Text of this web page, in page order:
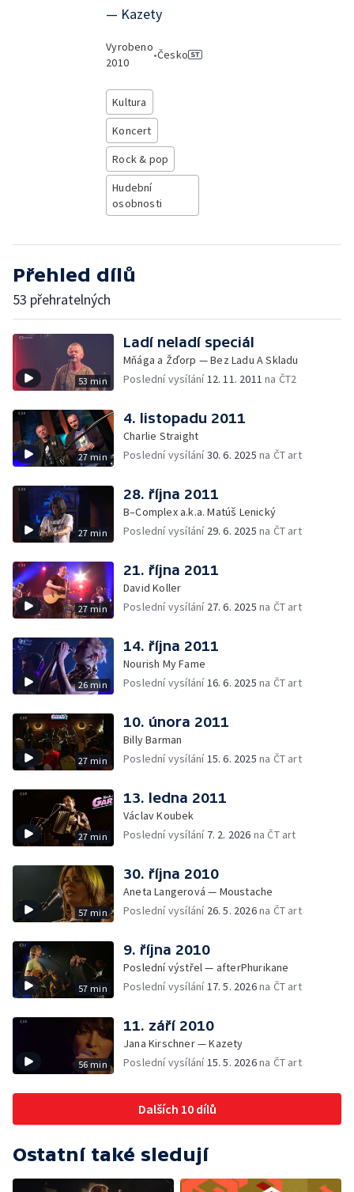
— Kazety
Vyrobeno
2010
•Česko
Kultura
Koncert
Rock & pop
Hudební
osobnosti
Přehled dílů
53 přehratelných
53 min
Ladí neladí speciál
Mňága a Žďorp — Bez Ladu A Skladu
Poslední vysílání12. 11. 2011 na ČT2
27 min
4. listopadu 2011
Charlie Straight
Poslední vysílání30. 6. 2025 na ČT art
27 min
28. října 2011
B–Complex a.k.a. Matúš Lenický
Poslední vysílání 29. 6. 2025 na ČT art
27 min
21. října 2011
David Koller
Poslední vysílání 27. 6. 2025 na ČT art
26 min
14. října 2011
Nourish My Fame
Poslední vysílání16. 6. 2025 na ČT art
27 min
10. února 2011
Billy Barman
Poslední vysílání15. 6. 2025 na ČT art
27 min
13. ledna 2011
Václav Koubek
Poslední vysílání 7. 2. 2026 na ČT art
57 min
30. října 2010
Aneta Langerová — Moustache
Poslední vysílání 26. 5. 2026na ČT art
57 min
9. října 2010
Poslední výstřel — afterPhurikane
Poslední vysílání17. 5. 2026na ČT art
56 min
11. září 2010
Jana Kirschner — Kazety
Poslední vysílání15. 5. 2026na ČT art
Dalších 10 dílů
Ostatní také sledují